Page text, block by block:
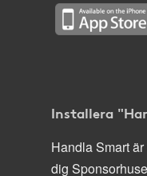
Installera
Handla Smart
dig